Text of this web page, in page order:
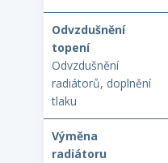
Odvzdušnění
topení
Odvzdušnění
radiátorů, doplnění
tlaku
Výměna
radiátoru